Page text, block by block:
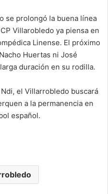
se prolongó la buena línea
Villarobledo ya piensa en
Linense. El próximo
Huertas ni José
duración en su rodilla.
el Villarrobledo buscará
a la permanencia en
español.